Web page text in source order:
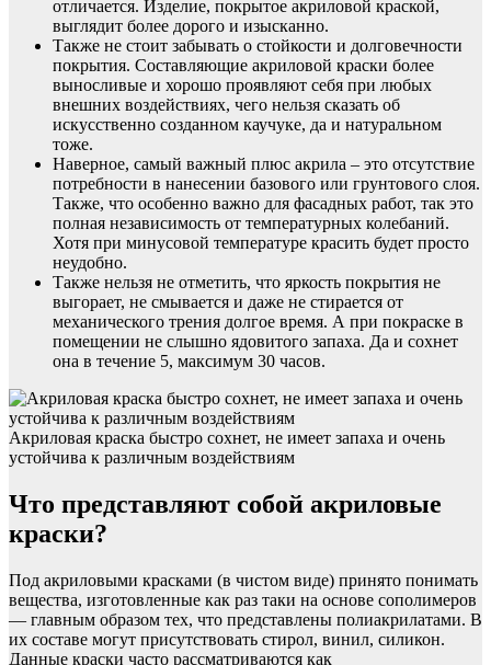
отличается. Изделие, покрытое акриловой краской,
выглядит более дорого и изысканно.
Также не стоит забывать о стойкости и долговечности
покрытия. Составляющие акриловой краски более
выносливые и хорошо проявляют себя при любых
внешних воздействиях, чего нельзя сказать об
искусственно созданном каучуке, да и натуральном
тоже.
Наверное, самый важный плюс акрила – это отсутствие
потребности в нанесении базового или грунтового слоя.
Также, что особенно важно для фасадных работ, так это
полная независимость от температурных колебаний.
Хотя при минусовой температуре красить будет просто
неудобно.
Также нельзя не отметить, что яркость покрытия не
выгорает, не смывается и даже не стирается от
механического трения долгое время. А при покраске в
помещении не слышно ядовитого запаха. Да и сохнет
она в течение 5, максимум 30 часов.
Акриловая краска быстро сохнет, не имеет запаха и очень
устойчива к различным воздействиям
Что представляют собой акриловые
краски?
Под акриловыми красками (в чистом виде) принято понимать
вещества, изготовленные как раз таки на основе сополимеров
— главным образом тех, что представлены полиакрилатами. В
их составе могут присутствовать стирол, винил, силикон.
Данные краски часто рассматриваются как